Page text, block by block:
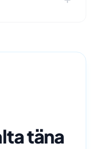
täna